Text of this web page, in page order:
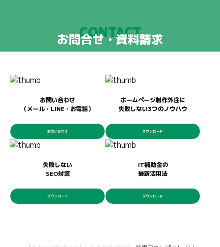
CONTACT
お問合せ・資料請求
お問い合わせ
（メール・LINE・お電話）
お問い合わせ
ホームページ制作外注に
失敗しない3つのノウハウ
ダウンロード
失敗しない
SEO対策
ダウンロード
IT補助金の
最新活用法
ダウンロード